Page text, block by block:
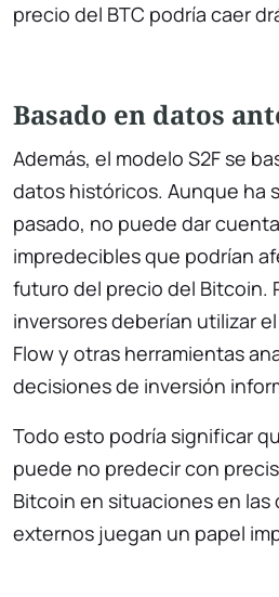
precio del BTC podría caer
Basado en datos
Además, el modelo S2F se
datos históricos. Aunque ha
pasado, no puede dar
impredecibles que podrían
futuro del precio del Bitcoin.
inversores deberían utilizar
Flow y otras herramientas
decisiones de inversión
Todo esto podría significar
puede no predecir con
Bitcoin en situaciones en
externos juegan un papel